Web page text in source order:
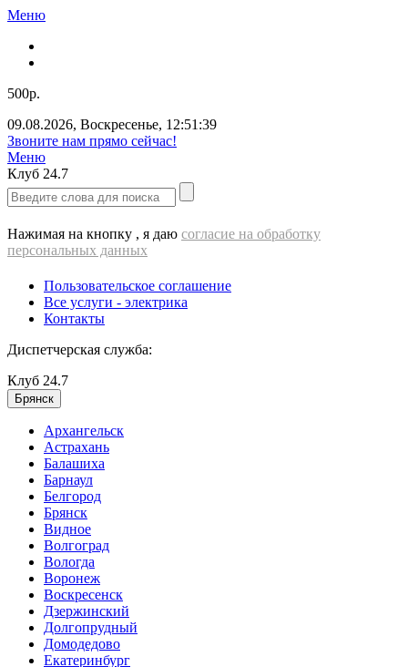
Меню
500р.
09.08.2026, Воскресенье, 12:51:39
Звоните нам прямо сейчас!
Меню
Клуб 24.7
Нажимая на кнопку , я даю согласие на обработку
персональных данных
Пользовательское соглашение
Все услуги - электрика
Контакты
Диспетчерская служба:
Клуб 24.7
Брянск
Архангельск
Астрахань
Балашиха
Барнаул
Белгород
Брянск
Видное
Волгоград
Вологда
Воронеж
Воскресенск
Дзержинский
Долгопрудный
Домодедово
Екатеринбург